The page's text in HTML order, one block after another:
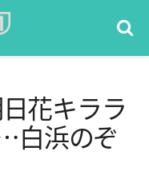
花キララ
白浜のぞ